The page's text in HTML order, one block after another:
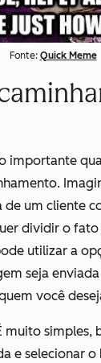
Fonte: Quick Meme
importante
de um cliente
dividir o
utilizar a
seja
você
muito simples,
e selecionar